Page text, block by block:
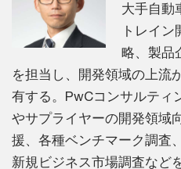
大手自動
トレイ
略、製品
を担当し、開発領域の上流
有する。PwCコンサルティ
やサプライヤーの開発領域
援、各種ベンチマーク調査
新規ビジネス市場調査など